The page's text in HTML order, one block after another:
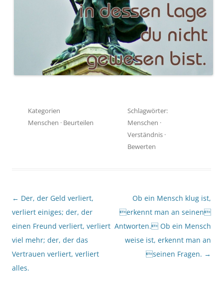
Kategorien
Menschen · Beurteilen
Schlagwörter:
Menschen ·
Verständnis ·
Bewerten
Beitragsnavigation
← Der, der Geld verliert,
verliert einiges; der, der
einen Freund verliert, verliert
viel mehr; der, der das
Vertrauen verliert, verliert
alles.
Ob ein Mensch klug ist,
erkennt man an seinen
Antworten. Ob ein Mensch
weise ist, erkennt man an
seinen Fragen. →